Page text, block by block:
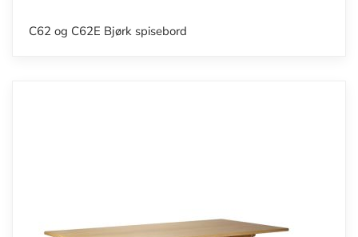
C62 og C62E Bjørk spisebord